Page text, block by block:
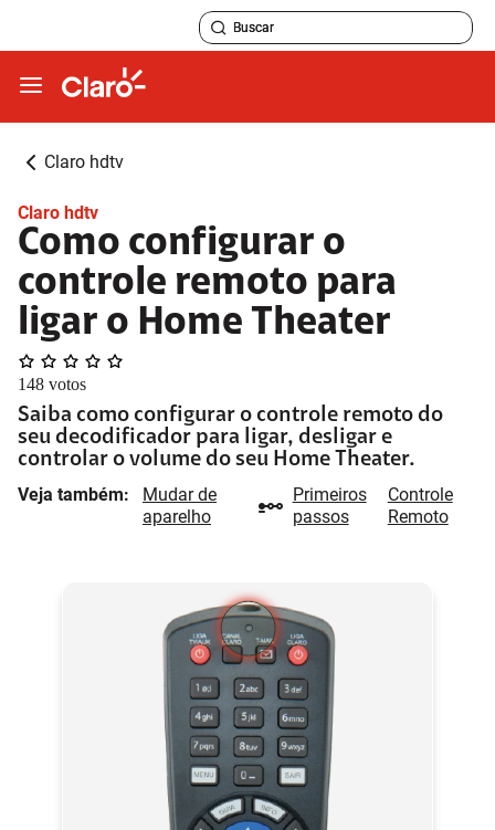
Claro hdtv
Claro hdtv
Como configurar o
controle remoto para
ligar o Home Theater
148 votos
Saiba como configurar o controle remoto do
seu decodificador para ligar, desligar e
controlar o volume do seu Home Theater.
Veja também:
Mudar de
aparelho
Primeiros
passos
Controle
Remoto